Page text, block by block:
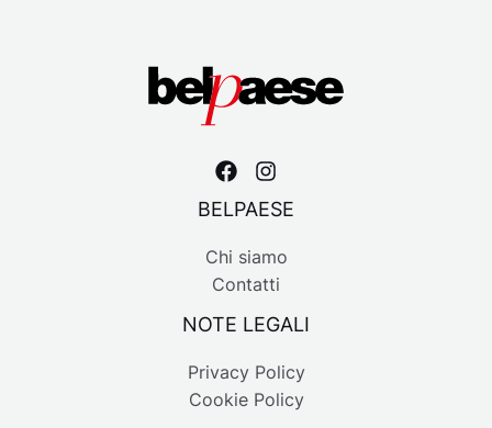
BELPAESE
Chi siamo
Contatti
NOTE LEGALI
Privacy Policy
Cookie Policy